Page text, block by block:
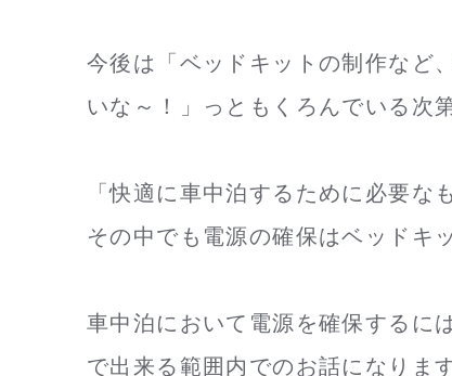
今後は「ベッドキットの制作など
いな～！」っともくろんでいる次
「快適に車中泊するために必要な
その中でも電源の確保はベッドキ
車中泊において電源を確保するに
で出来る範囲内でのお話になります